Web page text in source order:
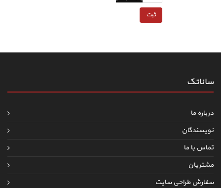
ساناتک
درباره ما
نویسندگان
تماس با ما
مشتریان
سفارش طراحی سایت